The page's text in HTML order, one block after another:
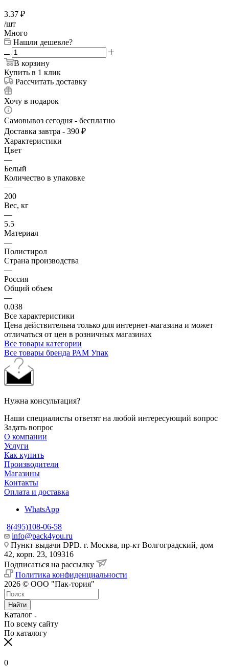
3.37 ₽
/шт
Много
Нашли дешевле?
В корзину
Купить в 1 клик
Рассчитать доставку
Хочу в подарок
Самовывоз сегодня - бесплатно
Доставка завтра - 390 ₽
Характеристики
Цвет
—
Белый
Количество в упаковке
—
200
Вес, кг
—
5.5
Материал
—
Полистирол
Страна производства
—
Россия
Общий объем
—
0.038
Все характеристики
Цена действительна только для интернет-магазина и может
отличаться от цен в розничных магазинах
Все товары категории
Все товары бренда РАМ Упак
Нужна консультация?
Наши специалисты ответят на любой интересующий вопрос
Задать вопрос
О компании
Услуги
Как купить
Производители
Магазины
Контакты
Оплата и доставка
WhatsApp
8(495)108-06-58
info@pack4you.ru
Пункт выдачи DPD. г. Москва, пр-кт Волгоградский, дом
42, корп. 23, 109316
Подписаться на рассылку
Политика конфиденциальности
2026 © ООО "Пак-тория"
Найти
Каталог
По всему сайту
По каталогу
0